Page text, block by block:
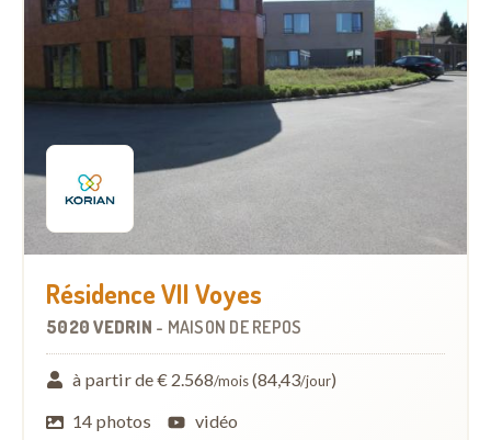
Résidence VII Voyes
5020 VEDRIN - MAISON DE REPOS
à partir de € 2.568/mois(84,43/jour)
14 photos
vidéo